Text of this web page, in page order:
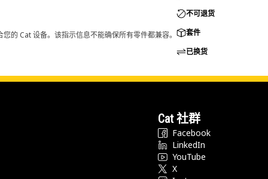
的 Cat 设备。该指示信息不能确保所有零件都兼容。
不可退货
套件
已换货
Cat 社群
Facebook
LinkedIn
YouTube
X